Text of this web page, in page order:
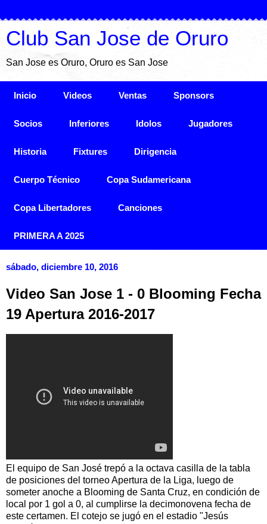
Club San Jose de Oruro
San Jose es Oruro, Oruro es San Jose
Inicio Videos Ventas Sponsors
Socios Inferiores Idolos Jugadores
Historia Fixtures Dirigencia
Cuerpo Técnico Copa Sudamericana
Copa Libertadores Canciones
PRIMERA A 2025
sábado, diciembre 10, 2016
Video San Jose 1 - 0 Blooming Fecha
19 Apertura 2016-2017
El equipo de San José trepó a la octava casilla de la tabla
de posiciones del torneo Apertura de la Liga, luego de
someter anoche a Blooming de Santa Cruz, en condición de
local por 1 gol a 0, al cumplirse la decimonovena fecha de
este certamen. El cotejo se jugó en el estadio "Jesús